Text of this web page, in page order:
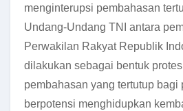
menginterupsi pembahasan
Undang-Undang TNI antara
Perwakilan Rakyat Republik
dilakukan sebagai bentuk
pembahasan yang tertutup bagi
berpotensi menghidupkan